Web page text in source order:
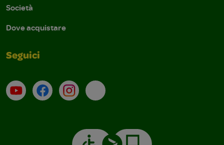
Società
Dove acquistare
Seguici
Su YouTube
ContattiProfilo Instagram
Email